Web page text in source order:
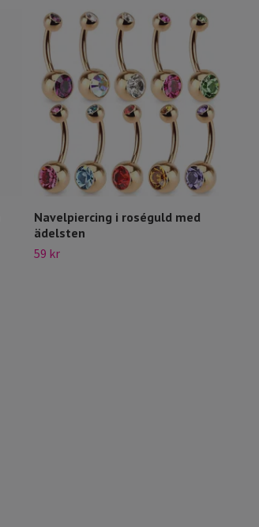
Navelpiercing i roséguld med
ädelsten
59 kr